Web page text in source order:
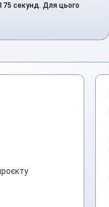
секунд. Для цього